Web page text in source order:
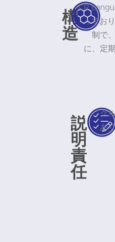
構
造
CR
ってお
制で
に、定
説
明
責
任
グ
あ